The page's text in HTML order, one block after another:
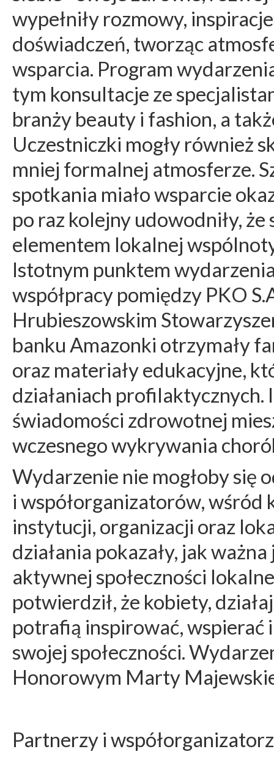
wypełniły rozmowy,
doświadczeń, tworząc
wsparcia. Program
tym konsultacje ze
branży beauty i fashion, a
Uczestniczki mogły również
mniej formalnej atmosferze.
spotkania miało wsparcie
po raz kolejny udowodniły,
elementem lokalnej
Istotnym punktem
współpracy pomiędzy PKO
Hrubieszowskim
banku Amazonki otrzymały
oraz materiały edukacyjne,
działaniach profilaktycznych.
świadomości zdrowotnej
wczesnego wykrywania
Wydarzenie nie mogłoby się
i współorganizatorów,
instytucji, organizacji oraz
działania pokazały, jak
aktywnej społeczności
potwierdził, że kobiety,
potrafią inspirować, wspierać
swojej społeczności.
Honorowym Marty
Partnerzy i